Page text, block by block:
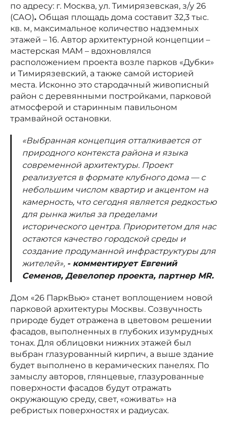
по адресу: г. Москва, ул. Тимирязевская, з/у 26
(САО). Общая площадь дома составит 32,3 тыс.
кв. м, максимальное количество надземных
этажей – 16. Автор архитектурной концепции –
мастерская MAM – вдохновлялся
расположением проекта возле парков «Дубки»
и Тимирязевский, а также самой историей
места. Исконно это стародачный живописный
район с деревянными постройками, парковой
атмосферой и старинным павильоном
трамвайной остановки.
«Выбранная концепция отталкивается от
природного контекста района и языка
современной архитектуры. Проект
реализуется в формате клубного дома — с
небольшим числом квартир и акцентом на
камерность, что сегодня является редкостью
для рынка жилья за пределами
исторического центра. Приоритетом для нас
остаются качество городской среды и
создание продуманной инфраструктуры для
жителей», - комментирует Евгений
Семенов, Девелопер проекта, партнер МR.
Дом «26 ПаркВью» станет воплощением новой
парковой архитектуры Москвы. Созвучность
природе будет отражена в цветовом решении
фасадов, выполненных в глубоких изумрудных
тонах. Для облицовки нижних этажей был
выбран глазурованный кирпич, а выше здание
будет выполнено в керамических панелях. По
замыслу авторов, глянцевые, глазурованные
поверхности фасадов будут отражать
окружающую среду, свет, «оживать» на
ребристых поверхностях и радиусах.